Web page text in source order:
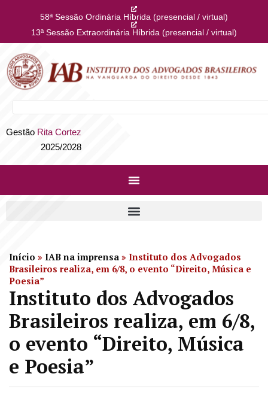
58ª Sessão Ordinária Híbrida (presencial / virtual)
13ª Sessão Extraordinária Híbrida (presencial / virtual)
Gestão Rita Cortez
2025/2028
Início » IAB na imprensa » Instituto dos Advogados
Brasileiros realiza, em 6/8, o evento “Direito, Música e
Poesia”
Instituto dos Advogados
Brasileiros realiza, em 6/8,
o evento “Direito, Música
e Poesia”